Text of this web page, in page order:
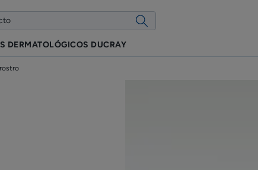
DERMATOLÓGICOS DUCRAY